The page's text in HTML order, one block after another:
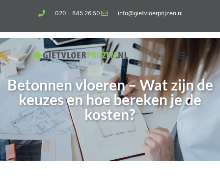
020 - 845 26 50 info@gietvloerprijzen.nl
Betonnen vloeren – Wat zijn de
keuzes en hoe bereken je de
kosten?